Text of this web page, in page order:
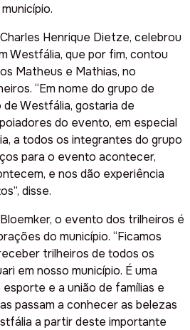
Henrique Dietze, celebrou
Westfália, que por fim, contou
Matheus e Mathias, no
“Em nome do grupo de
de Westfália, gostaria de
do evento, em especial
a todos os integrantes do grupo
para o evento acontecer,
e nos dão experiência
disse.
o evento dos trilheiros é
do município. “Ficamos
trilheiros de todos os
em nosso município. É uma
esporte e a união de famílias e
passam a conhecer as belezas
a partir deste importante